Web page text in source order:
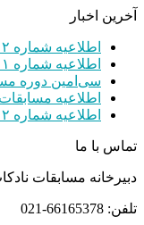
آخرین اخبار
اطلاعیه شماره ۲ نادکاپ ۳۰ – ثبت‌نام
اطلاعیه شماره ۱ نادکاپ ۳۰ – قوانین
سی‌امین دوره
اطلاعیه مسابقات
اطلاعیه شماره ۲ نادکاپ ۲۸ – ثبت‌نام
تماس با ما
دبیرخانه مسابقات
تلفن: 66165378-021